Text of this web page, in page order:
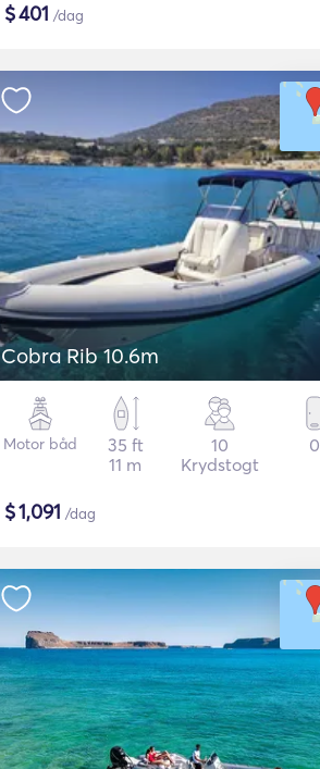
$401 /dag
Cobra Rib 10.6m
Motor båd
35 ft
11 m
10
Krydstogt
0
$1,091 /dag